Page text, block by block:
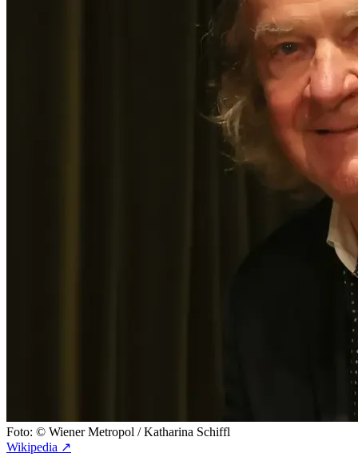
Foto: © Wiener Metropol / Katharina Schiffl
Wikipedia ↗